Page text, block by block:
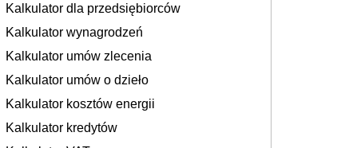
Kalkulator dla przedsiębiorców
Kalkulator wynagrodzeń
Kalkulator umów zlecenia
Kalkulator umów o dzieło
Kalkulator kosztów energii
Kalkulator kredytów